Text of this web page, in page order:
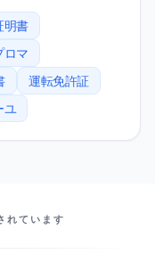
明書
ロマ
運転免許証
ユ
れています